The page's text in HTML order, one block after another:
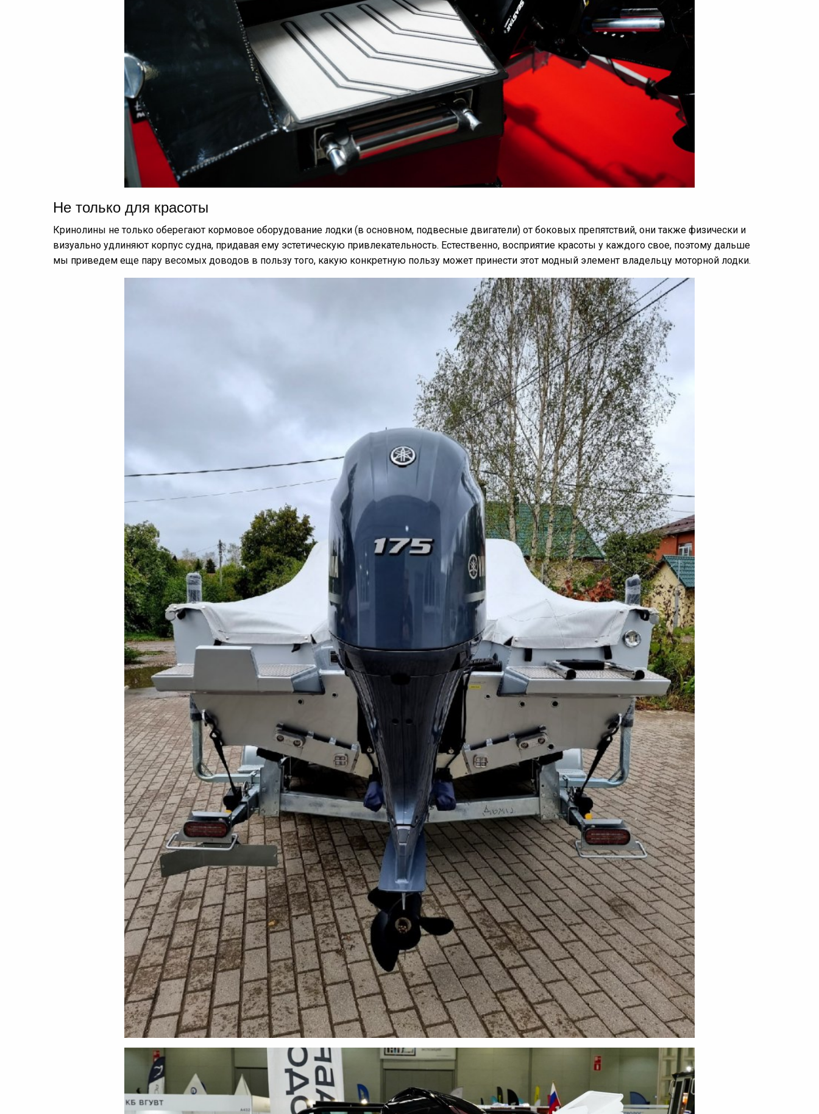
Не только для красоты
Кринолины не только оберегают кормовое оборудование лодки (в основном, подвесные двигатели) от боковых препятствий, они также физически и
визуально удлиняют корпус судна, придавая ему эстетическую привлекательность. Естественно, восприятие красоты у каждого свое, поэтому дальше
мы приведем еще пару весомых доводов в пользу того, какую конкретную пользу может принести этот модный элемент владельцу моторной лодки.